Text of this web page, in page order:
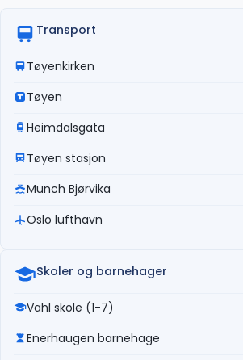
Transport
Tøyenkirken
Tøyen
Heimdalsgata
Tøyen stasjon
Munch Bjørvika
Oslo lufthavn
Skoler og barnehager
Vahl skole (1-7)
Enerhaugen barnehage